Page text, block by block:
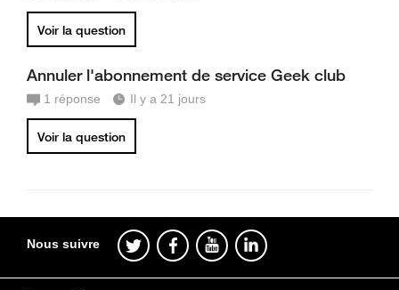
Voir la question
Annuler l'abonnement de service Geek club
1 réponse Il y a 21 jours
Voir la question
Nous suivre